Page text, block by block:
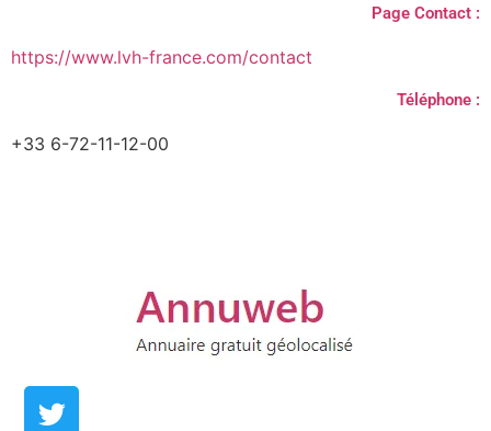
Page Contact :
https://www.lvh-france.com/contact
Téléphone :
+33 6-72-11-12-00